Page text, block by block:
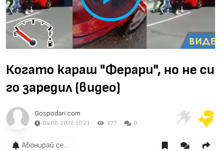
Play
Video
Когато караш "Ферари", но не си
го заредил (видео)
Gospodari.com
04.08.2022 10:21 377 0
Абонирай се...